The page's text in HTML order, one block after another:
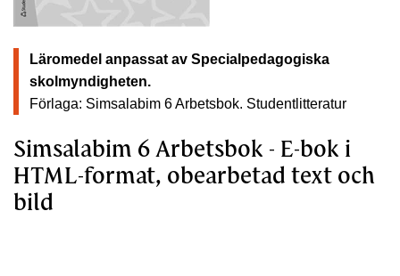
Läromedel anpassat av Specialpedagogiska
skolmyndigheten.
Förlaga: Simsalabim 6 Arbetsbok. Studentlitteratur
Simsalabim 6 Arbetsbok - E-bok i
HTML-format, obearbetad text och
bild